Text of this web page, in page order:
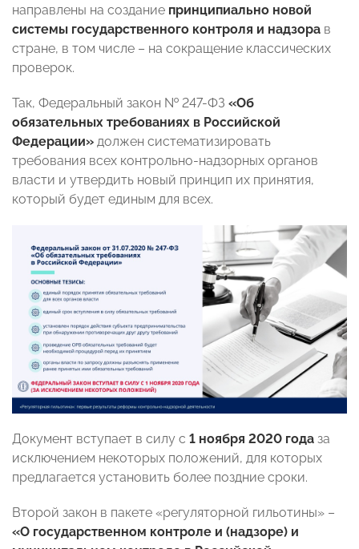
направлены на создание принципиально новой
системы государственного контроля и надзора в
стране, в том числе – на сокращение классических
проверок.
Так, Федеральный закон № 247-ФЗ «Об
обязательных требованиях в Российской
Федерации» должен систематизировать
требования всех контрольно-надзорных органов
власти и утвердить новый принцип их принятия,
который будет единым для всех.
Документ вступает в силу с 1 ноября 2020 года за
исключением некоторых положений, для которых
предлагается установить более поздние сроки.
Второй закон в пакете «регуляторной гильотины» –
«О государственном контроле и (надзоре) и